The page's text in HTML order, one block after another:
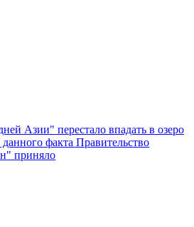
Азии" перестало впадать в озеро
факта Правительство
приняло